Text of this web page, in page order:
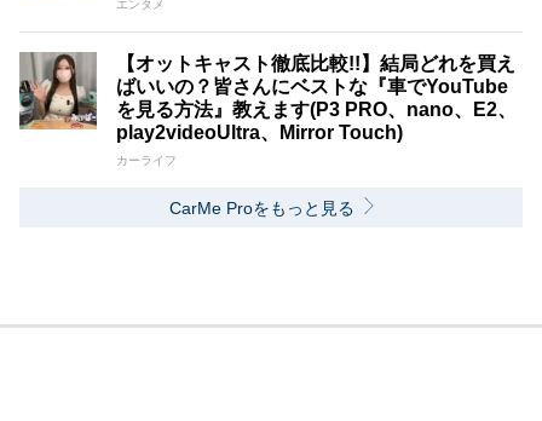
エンタメ
【オットキャスト徹底比較!!】結局どれを買え
ばいいの？皆さんにベストな『車でYouTube
を見る方法』教えます(P3 PRO、nano、E2、
play2videoUltra、Mirror Touch)
カーライフ
CarMe Proをもっと見る